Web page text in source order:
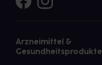
Arzneimittel &
Gesundheitsprodukte